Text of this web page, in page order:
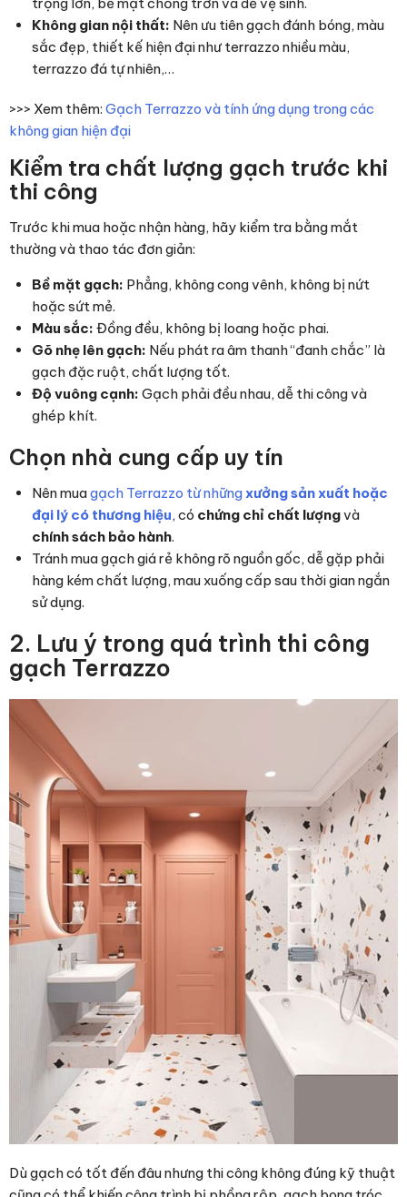
Không gian nội thất: Nên ưu tiên gạch đánh bóng, màu
sắc đẹp, thiết kế hiện đại như terrazzo nhiều màu,
terrazzo đá tự nhiên,…
>>> Xem thêm: Gạch Terrazzo và tính ứng dụng trong các
không gian hiện đại
Kiểm tra chất lượng gạch trước khi
thi công
Trước khi mua hoặc nhận hàng, hãy kiểm tra bằng mắt
thường và thao tác đơn giản:
Bề mặt gạch: Phẳng, không cong vênh, không bị nứt
hoặc sứt mẻ.
Màu sắc: Đồng đều, không bị loang hoặc phai.
Gõ nhẹ lên gạch: Nếu phát ra âm thanh “đanh chắc” là
gạch đặc ruột, chất lượng tốt.
Độ vuông cạnh: Gạch phải đều nhau, dễ thi công và
ghép khít.
Chọn nhà cung cấp uy tín
Nên muagạch Terrazzo từ nhữngxưởng sản xuất hoặc
đại lý có thương hiệu, có chứng chỉ chất lượngvà
chính sách bảo hành.
Tránh mua gạch giá rẻ không rõ nguồn gốc, dễ gặp phải
hàng kém chất lượng, mau xuống cấp sau thời gian ngắn
sử dụng.
2. Lưu ý trong quá trình thi công
gạch Terrazzo
Dù gạch có tốt đến đâu nhưng thi công không đúng kỹ thuật